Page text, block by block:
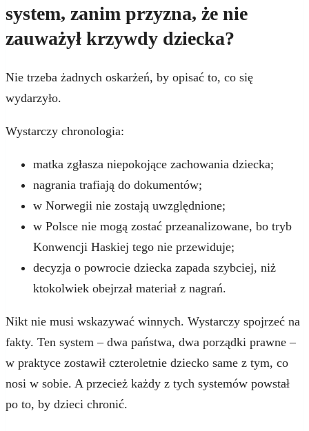
system, zanim przyzna, że nie
zauważył krzywdy dziecka?
Nie trzeba żadnych oskarżeń, by opisać to, co się
wydarzyło.
Wystarczy chronologia:
matka zgłasza niepokojące zachowania dziecka;
nagrania trafiają do dokumentów;
w Norwegii nie zostają uwzględnione;
w Polsce nie mogą zostać przeanalizowane, bo tryb
Konwencji Haskiej tego nie przewiduje;
decyzja o powrocie dziecka zapada szybciej, niż
ktokolwiek obejrzał materiał z nagrań.
Nikt nie musi wskazywać winnych. Wystarczy spojrzeć na
fakty. Ten system – dwa państwa, dwa porządki prawne –
w praktyce zostawił czteroletnie dziecko same z tym, co
nosi w sobie. A przecież każdy z tych systemów powstał
po to, by dzieci chronić.